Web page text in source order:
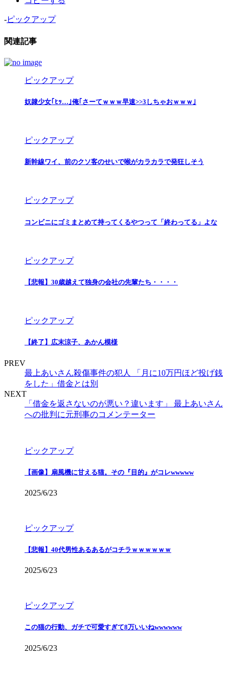
-ピックアップ
関連記事
ピックアップ
奴隷少女｢ﾋｯ…｣俺｢さーてｗｗｗ早速>>3しちゃおｗｗｗ｣
ピックアップ
新幹線ワイ、前のクソ客のせいで喉がカラカラで発狂しそう
ピックアップ
コンビニにゴミまとめて持ってくるやつって「終わってる」よな
ピックアップ
【悲報】30歳越えて独身の会社の先輩たち・・・・
ピックアップ
【終了】広末涼子、あかん模様
PREV
最上あいさん殺傷事件の犯人 「月に10万円ほど投げ銭
をした」借金とは別
NEXT
「借金を返さないのが悪い？違います」 最上あいさん
への批判に元刑事のコメンテーター
ピックアップ
【画像】扇風機に甘える猫。その『目的』がコレwwwww
2025/6/23
ピックアップ
【悲報】40代男性あるあるがコチラｗｗｗｗｗｗ
2025/6/23
ピックアップ
この猫の行動、ガチで可愛すぎて8万いいねwwwwww
2025/6/23